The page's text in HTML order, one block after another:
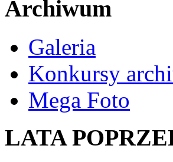
Archiwum
Galeria
Konkursy
Mega Foto
LATA